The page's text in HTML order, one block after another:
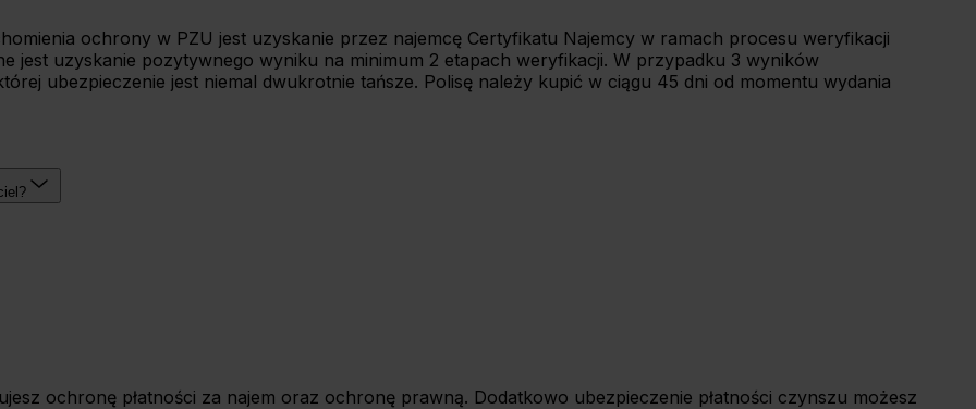
ochrony w PZU jest uzyskanie przez najemcę Certyfikatu Najemcy w ramach procesu weryfikacji
jest uzyskanie pozytywnego wyniku na minimum 2 etapach weryfikacji. W przypadku 3 wyników
ubezpieczenie jest niemal dwukrotnie tańsze. Polisę należy kupić w ciągu 45 dni od momentu wydania
ochronę płatności za najem oraz ochronę prawną. Dodatkowo ubezpieczenie płatności czynszu możesz